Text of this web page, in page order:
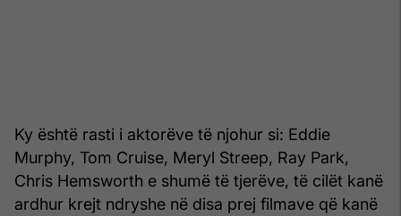
Ky është rasti i aktorëve të njohur si: Eddie
Murphy, Tom Cruise, Meryl Streep, Ray Park,
Chris Hemsworth e shumë të tjerëve, të cilët kanë
ardhur krejt ndryshe në disa prej filmave që kanë